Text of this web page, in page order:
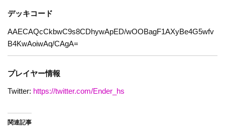
デッキコード
AAECAQcCkbwC9s8CDhywApED/wOOBagF1AXyBe4G5wfv
B4KwAoiwAq/CAgA=
プレイヤー情報
Twitter: https://twitter.com/Ender_hs
関連記事